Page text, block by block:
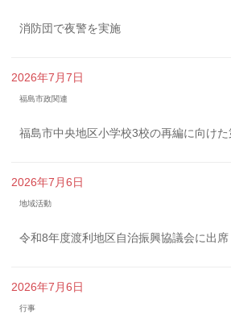
消防団で夜警を実施
2026年7月7日
福島市政関連
福島市中央地区小学校3校の再編に向け
2026年7月6日
地域活動
令和8年度渡利地区自治振興協議会に出席
2026年7月6日
行事